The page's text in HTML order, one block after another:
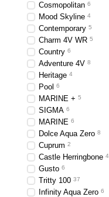
Cosmopolitan 6
Mood Skyline 4
Contemporary 5
Charm 4V WR 5
Country 6
Adventure 4V 8
Heritage 4
Pool 6
MARINE + 5
SIGMA 6
MARINE 6
Dolce Aqua Zero 8
Cuprum 2
Castle Herringbone 4
Gusto 6
Tritty 100 37
Infinity Aqua Zero 6